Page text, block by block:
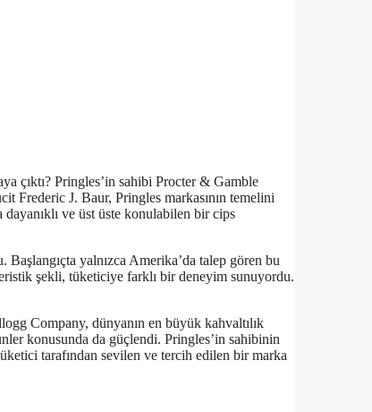
çıktı? Pringles’in sahibi Procter & Gamble
Frederic J. Baur, Pringles markasının temelini
dayanıklı ve üst üste konulabilen bir cips
yalnızca Amerika’da talep gören bu
şekli, tüketiciye farklı bir deneyim sunuyordu.
Company, dünyanın en büyük kahvaltılık
konusunda da güçlendi. Pringles’in sahibinin
tarafından sevilen ve tercih edilen bir marka